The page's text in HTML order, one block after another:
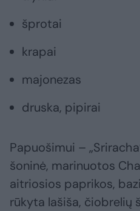
šprotai
krapai
majonezas
druska, pipirai
Papuošimui –
šoninė, marinuotos
aitriosios paprikos,
rūkyta lašiša, čiobrelių